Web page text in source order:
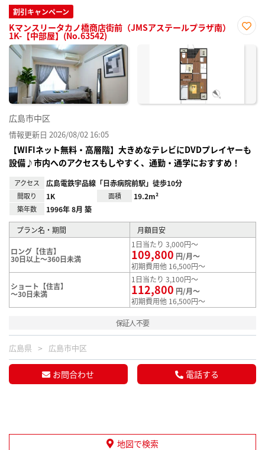
割引キャンペーン
Kマンスリータカノ橋商店街前（JMSアステールプラザ南）
1K-【中部屋】(No.63542)
に入
広島市中区
情報更新日 2026/08/02 16:05
【WIFIネット無料・高層階】大きめなテレビにDVDプレイヤーも
設備♪市内へのアクセスもしやすく、通勤・通学におすすめ！
アクセス 広島電鉄宇品線「日赤病院前駅」徒歩10分
間取り 1K 面積 19.2m²
築年数 1996年 8月 築
プラン名・期間 月額目安
ロング【住吉】
30日以上～360日未満
1日当たり 3,000円～
109,800 円/月～
初期費用他 16,500円～
ショート【住吉】
～30日未満
1日当たり 3,100円～
112,800 円/月～
初期費用他 16,500円～
保証人不要
広島県 広島市中区
お問合わせ 電話する
地図で検索